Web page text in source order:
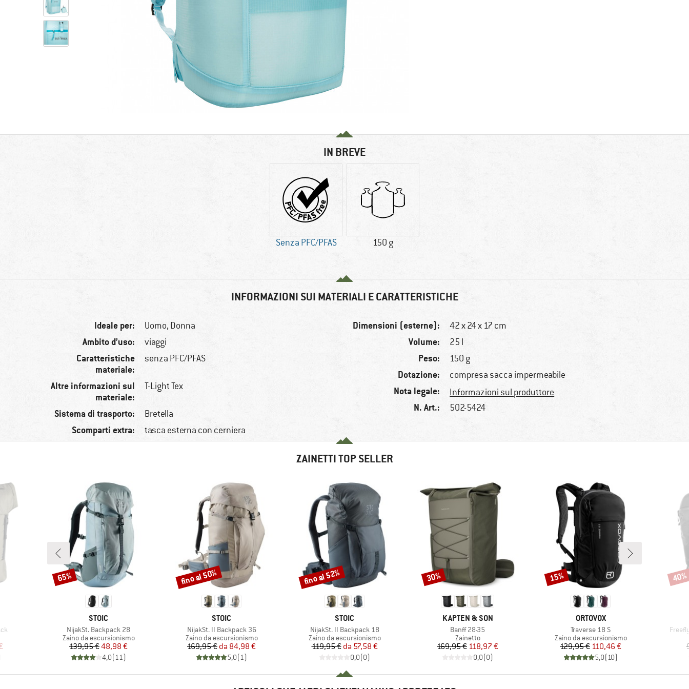
IN BREVE
Senza PFC/PFAS 150 g
INFORMAZIONI SUI MATERIALI E CARATTERISTICHE
Ideale per: Uomo, Donna
Ambito d’uso: viaggi
Caratteristiche
materiale:
senza PFC/PFAS
Altre informazioni sul
materiale:
T-Light Tex
Sistema di trasporto: Bretella
Scomparti extra: tasca esterna con cerniera
Dimensioni (esterne): 42 x 24 x 17 cm
Volume: 25 l
Peso: 150 g
Dotazione: compresa sacca impermeabile
Nota legale: Informazioni sul produttore
N. Art.: 502-5424
ZAINETTI TOP SELLER
MARCHIO
STOIC
Articolo
NijakSt. Backpack 28
Gruppo di prodotti
Zaino da escursionismo
Prezzo
139,95 €Prezzo ridotto
48,98 €
4,0(11)
Sconto
65%
MARCHIO
STOIC
Articolo
NijakSt. II Backpack 36
Gruppo di prodotti
Zaino da escursionismo
Prezzo
169,95 € Prezzo ridotto
da 84,98 €
5,0(1)
Sconto
fino al 50%
MARCHIO
STOIC
Articolo
NijakSt. II Backpack 18
Gruppo di prodotti
Zaino da escursionismo
Prezzo
119,95 € Prezzo ridotto
da 57,58 €
0,0(0)
Sconto
fino al 52%
MARCHIO
KAPTEN & SON
Articolo
Banff 28-35
Gruppo di prodotti
Zainetto
Prezzo
169,95 €Prezzo ridotto
118,97 €
0,0(0)
Sconto
30%
MARCHIO
ORTOVOX
Articolo
Traverse 18 S
Gruppo di prodotti
Zaino da escursionismo
Prezzo
129,95 €Prezzo ridotto
110,46 €
5,0(10)
Sconto
15% 40%